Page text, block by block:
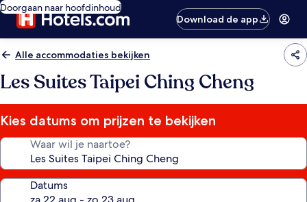
Doorgaan naar hoofdinhoud
Download de app
Alle accommodaties bekijken
Les Suites Taipei Ching Cheng
Kies datums om prijzen te bekijken
Waar wil je naartoe?
Datums